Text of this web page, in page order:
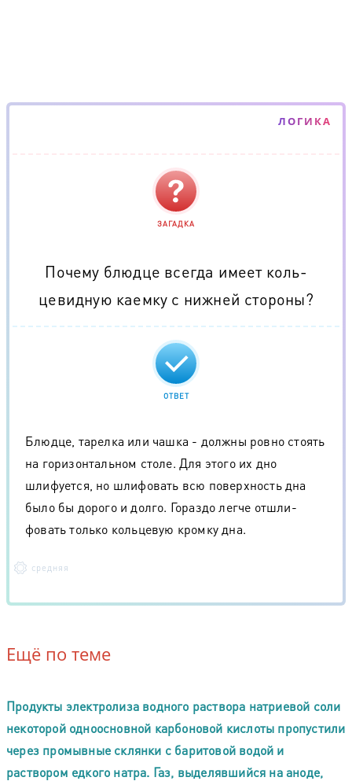
ЛОГИКА
ЗАГАДКА
Почему блюдце всегда имеет коль­
цевидную каемку с нижней стороны?
ОТВЕТ
Блюдце, тарелка или чашка - должны ровно стоять
на горизон­тальном столе. Для этого их дно
шлифуется, но шлифовать всю поверхность дна
было бы дорого и долго. Гораздо легче отшли­
фовать только кольцевую кромку дна.
средняя
Ещё по теме
Продукты электролиза водного раствора натриевой соли
некоторой одноосновной карбоновой кислоты пропустили
через промывные склянки с баритовой водой и
раствором едкого натра. Газ, выделявшийся на аноде,